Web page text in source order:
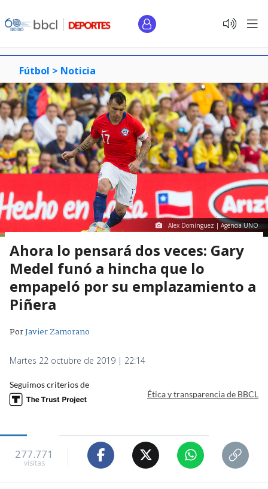
Fútbol > Noticia
Alex Domínguez | Agencia UNO
Ahora lo pensará dos veces: Gary
Medel funó a hincha que lo
empapeló por su emplazamiento a
Piñera
PorJavier Zamorano
Martes 22 octubre de 2019 | 22:14
Seguimos criterios de
Ética y transparencia de BBCL
277.771
visitas